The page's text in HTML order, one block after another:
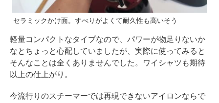
セラミックかけ面。すべりがよくて耐久性も高いそう
軽量コンパクトなタイプなので、パワーが物足りないか
なとちょっと心配していましたが、実際に使ってみると
そんなことは全くありませんでした。ワイシャツも期待
以上の仕上がり。
今流行りのスチーマーでは再現できないアイロンならで